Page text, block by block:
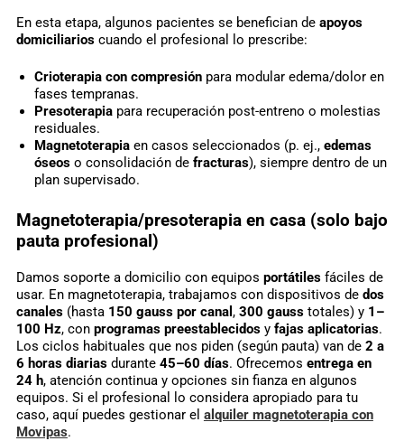
En esta etapa, algunos pacientes se benefician de apoyos
domiciliarioscuando el profesional lo prescribe:
Crioterapia con compresiónpara modular edema/dolor en
fases tempranas.
Presoterapiapara recuperación post-entreno o molestias
residuales.
Magnetoterapiaen casos seleccionados (p. ej., edemas
óseoso consolidación de fracturas), siempre dentro de un
plan supervisado.
Magnetoterapia/presoterapia en casa (solo bajo
pauta profesional)
Damos soporte a domicilio con equipos portátilesfáciles de
usar. En magnetoterapia, trabajamos con dispositivos de dos
canales(hasta 150 gauss por canal , 300 gausstotales) y 1–
100 Hz, con programas preestablecidosy fajas aplicatorias.
Los ciclos habituales que nos piden (según pauta) van de 2 a
6 horas diariasdurante 45–60 días. Ofrecemos entrega en
24 h, atención continua y opciones sin fianza en algunos
equipos. Si el profesional lo considera apropiado para tu
caso, aquí puedes gestionar el alquiler magnetoterapia con
Movipas.